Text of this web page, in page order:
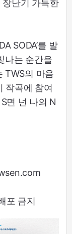
난기 가득한
SODA’를 발
나는 순간을
TWS의 마음
작곡에 참여
S면 넌 나의 N
포 금지